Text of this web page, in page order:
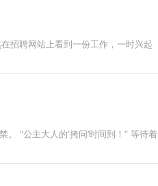
招聘网站上看到一份工作，一时兴起
“公主大人的‘拷问’时间到！” 等待着